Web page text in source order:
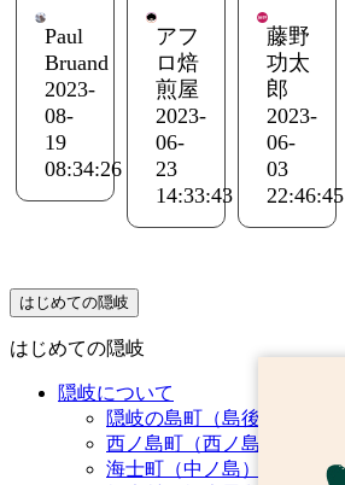
た。
お酒も1
合単位
てるみ
たいで
22:00に
るの
で、深
夜まで
気を動
画にし
てます
うな秘
密基地
があ
り、漫
画が沢
山置か
れてい
ます。
ここで
です
ね！
をこれ
以上お
勧めで
きませ
ん。私
たちは
私たち
した。
す。共
有の和
室で他
の宿泊
者の方
と話す
ことも
でき、
屋はよ
く改装
されて
おり、
設備が
整って
ナント
られな
いほど
Paul
Bruand
2023-
08-
19
08:34:26
ここは
最高の
ゲスト
ハウス
です。
古民家
を改装
まって
いて、
とても
快適に
アフ
ロ焙
煎屋
2023-
06-
23
14:33:43
オーナ
ーさん
もとて
もいい
人でほ
んとに
いいと
藤野
功太
郎
2023-
06-
03
22:46:45
はじめての隠岐
はじめての隠岐
隠岐について
隠岐の島町（島後）
西ノ島町（西ノ島）
海士町（中ノ島）